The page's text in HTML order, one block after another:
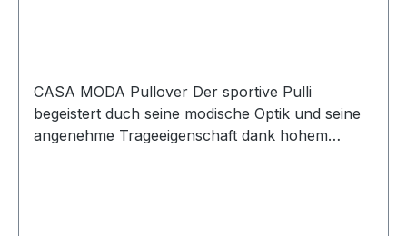
CASA MODA Pullover Der sportive Pulli
begeistert duch seine modische Optik und seine
angenehme Trageeigenschaft dank hohem